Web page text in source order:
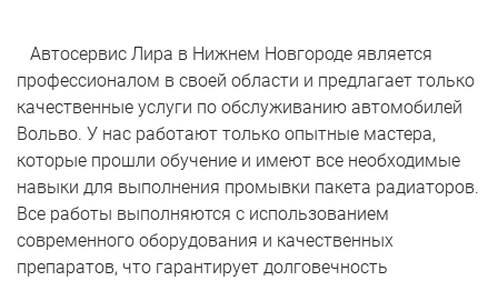
Автосервис Лира в Нижнем Новгороде является
профессионалом в своей области и предлагает только
качественные услуги по обслуживанию автомобилей
Вольво. У нас работают только опытные мастера,
которые прошли обучение и имеют все необходимые
навыки для выполнения промывки пакета радиаторов.
Все работы выполняются с использованием
современного оборудования и качественных
препаратов, что гарантирует долговечность